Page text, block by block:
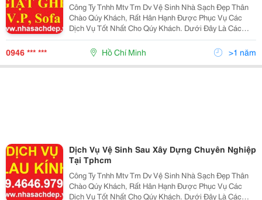
Công Ty Tnhh Mtv Tm Dv Vệ Sinh Nhà Sạch Đẹp Thân
Chào Qúy Khách, Rất Hân Hạnh Được Phục Vụ Các
Dịch Vụ Tốt Nhất Cho Qúy Khách. Dưới Đây Là Các
Dịch Vụ Cơ Bản Của Chúng Tôi: 1. Dịch Vụ Vệ Sinh
Công Nghiệp: - Tổng Vệ Sinh Các Công Trình Sau Xây D
0946 *** *** Hồ Chí Minh >1 năm
Dịch Vụ Vệ Sinh Sau Xây Dựng Chuyên Nghiệp
Tại Tphcm
Công Ty Tnhh Mtv Tm Dv Vệ Sinh Nhà Sạch Đẹp Thân
Chào Qúy Khách, Rất Hân Hạnh Được Phục Vụ Các
Dịch Vụ Tốt Nhất Cho Qúy Khách. Dưới Đây Là Các